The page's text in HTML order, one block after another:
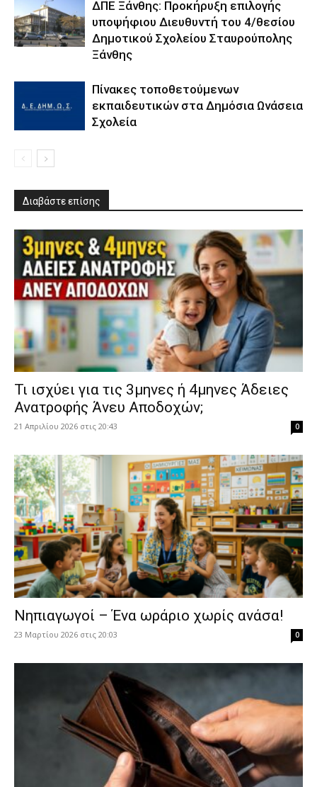
ΔΠΕ Ξάνθης: Προκήρυξη επιλογής
υποψήφιου Διευθυντή του 4/θεσίου
Δημοτικού Σχολείου Σταυρούπολης
Ξάνθης
Πίνακες τοποθετούμενων
εκπαιδευτικών στα Δημόσια Ωνάσεια
Σχολεία
Διαβάστε επίσης
​Τι ισχύει για τις 3μηνες ή 4μηνες Άδειες
Ανατροφής Άνευ Αποδοχών;
21 Απριλίου 2026 στις 20:43 0
Νηπιαγωγοί – Ένα ωράριο χωρίς ανάσα!
23 Μαρτίου 2026 στις 20:03 0